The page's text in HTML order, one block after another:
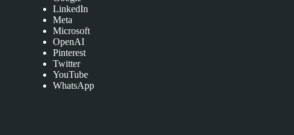
LinkedIn
Meta
Microsoft
OpenAI
Pinterest
Twitter
YouTube
WhatsApp